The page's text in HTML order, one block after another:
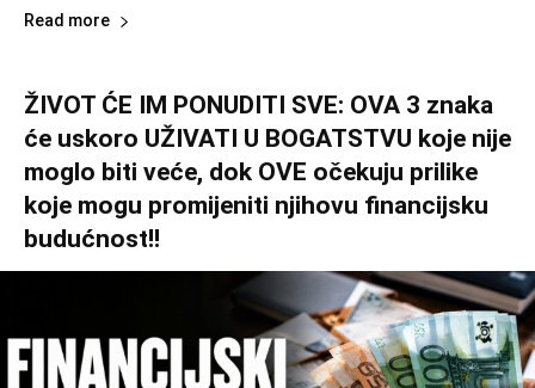
Read more
ŽIVOT ĆE IM PONUDITI SVE: OVA 3 znaka
će uskoro UŽIVATI U BOGATSTVU koje nije
moglo biti veće, dok OVE očekuju prilike
koje mogu promijeniti njihovu financijsku
budućnost!!